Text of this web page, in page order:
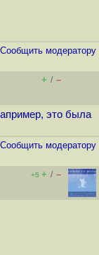
Cообщить модератору
+ / –
это была
Cообщить модератору
+5 + / –